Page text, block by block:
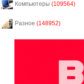
Компьютеры (109564)
Разное (148952)